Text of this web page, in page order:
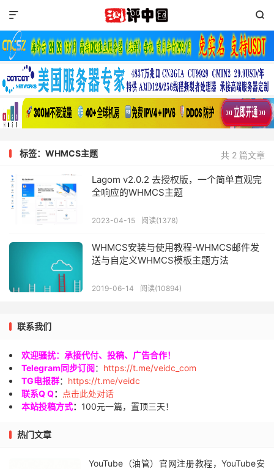


共 2 篇文章
标签：WHMCS主题
Lagom v2.0.2 去授权版，一个简单直观完
全响应的WHMCS主题
2023-04-15 阅读(1378)
WHMCS安装与使用教程-WHMCS邮件发
送与自定义WHMCS模板主题方法
2019-06-14 阅读(10894)
联系我们
欢迎骚扰：承接代付、投稿、广告合作！
Telegram同步订阅： https://t.me/veidc_com
TG电报群： https://t.me/veidc
联系Q Q：
点击此处对话
本站投稿方式： 100元一篇，置顶三天！
热门文章
YouTube（油管）官网注册教程，YouTube安